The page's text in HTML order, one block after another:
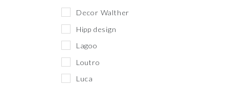
Decor Walther
Hipp design
Lagoo
Loutro
Luca